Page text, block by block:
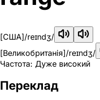
[США]/reɪndʒ/
[Великобританія]/reɪndʒ/
Частота: Дуже високий
Переклад